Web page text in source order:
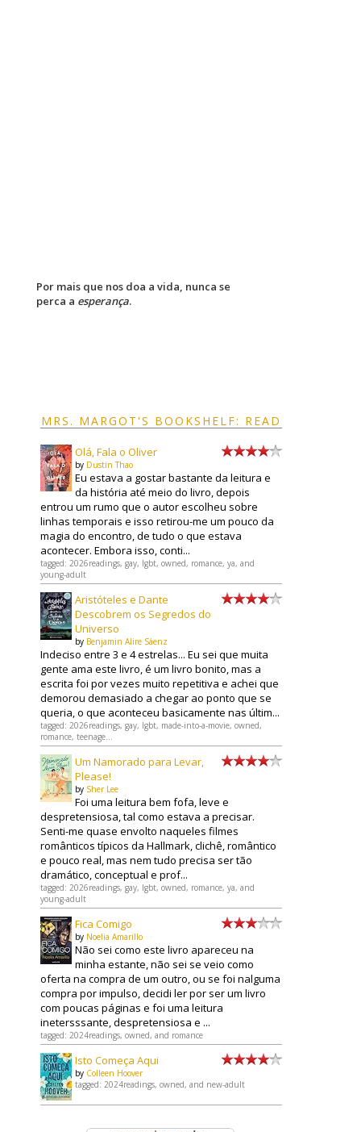
Por mais que nos doa a vida, nunca se
perca a esperança.
MRS. MARGOT'S BOOKSHELF: READ
Olá, Fala o Oliver
by Dustin Thao
Eu estava a gostar bastante da leitura e
da história até meio do livro, depois
entrou um rumo que o autor escolheu sobre
linhas temporais e isso retirou-me um pouco da
magia do encontro, de tudo o que estava
acontecer. Embora isso, conti...
tagged: 2026readings, gay, lgbt, owned, romance, ya, and
young-adult
Aristóteles e Dante
Descobrem os Segredos do
Universo
by Benjamin Alire Sáenz
Indeciso entre 3 e 4 estrelas... Eu sei que muita
gente ama este livro, é um livro bonito, mas a
escrita foi por vezes muito repetitiva e achei que
demorou demasiado a chegar ao ponto que se
queria, o que aconteceu basicamente nas últim...
tagged: 2026readings, gay, lgbt, made-into-a-movie, owned,
romance, teenage...
Um Namorado para Levar,
Please!
by Sher Lee
Foi uma leitura bem fofa, leve e
despretensiosa, tal como estava a precisar.
Senti-me quase envolto naqueles filmes
românticos típicos da Hallmark, clichê, romântico
e pouco real, mas nem tudo precisa ser tão
dramático, conceptual e prof...
tagged: 2026readings, gay, lgbt, owned, romance, ya, and
young-adult
Fica Comigo
by Noelia Amarillo
Não sei como este livro apareceu na
minha estante, não sei se veio como
oferta na compra de um outro, ou se foi nalguma
compra por impulso, decidi ler por ser um livro
com poucas páginas e foi uma leitura
inetersssante, despretensiosa e ...
tagged: 2024readings, owned, and romance
Isto Começa Aqui
by Colleen Hoover
tagged: 2024readings, owned, and new-adult